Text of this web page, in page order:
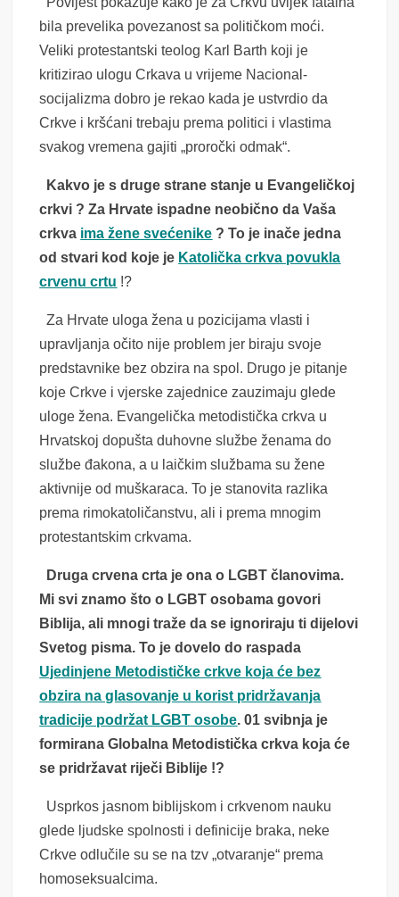
bila prevelika povezanost sa političkom moći.
Veliki protestantski teolog Karl Barth koji je
kritizirao ulogu Crkava u vrijeme Nacional-
socijalizma dobro je rekao kada je ustvrdio da
Crkve i kršćani trebaju prema politici i vlastima
svakog vremena gajiti „proročki odmak“.
Kakvo je s druge strane stanje u Evangeličkoj
crkvi ? Za Hrvate ispadne neobično da Vaša
crkva ima žene svećenike ? To je inače jedna
od stvari kod koje je Katolička crkva povukla
crvenu crtu !?
Za Hrvate uloga žena u pozicijama vlasti i
upravljanja očito nije problem jer biraju svoje
predstavnike bez obzira na spol. Drugo je pitanje
koje Crkve i vjerske zajednice zauzimaju glede
uloge žena. Evangelička metodistička crkva u
Hrvatskoj dopušta duhovne službe ženama do
službe đakona, a u laičkim službama su žene
aktivnije od muškaraca. To je stanovita razlika
prema rimokatoličanstvu, ali i prema mnogim
protestantskim crkvama.
Druga crvena crta je ona o LGBT članovima.
Mi svi znamo što o LGBT osobama govori
Biblija, ali mnogi traže da se ignoriraju ti dijelovi
Svetog pisma. To je dovelo do raspada
Ujedinjene Metodističke crkve koja će bez
obzira na glasovanje u korist pridržavanja
tradicije podržat LGBT osobe. 01 svibnja je
formirana Globalna Metodistička crkva koja će
se pridržavat riječi Biblije !?
Usprkos jasnom biblijskom i crkvenom nauku
glede ljudske spolnosti i definicije braka, neke
Crkve odlučile su se na tzv „otvaranje“ prema
homoseksualcima.